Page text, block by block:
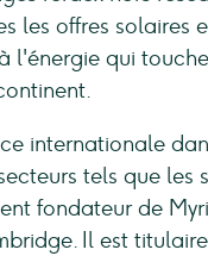
les offres solaires
l'énergie qui
internationale
tels que les
fondateur de
Il est